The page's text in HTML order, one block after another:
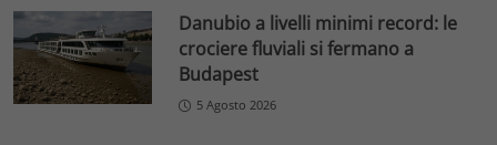
Danubio a livelli minimi record: le
crociere fluviali si fermano a
Budapest
5 Agosto 2026